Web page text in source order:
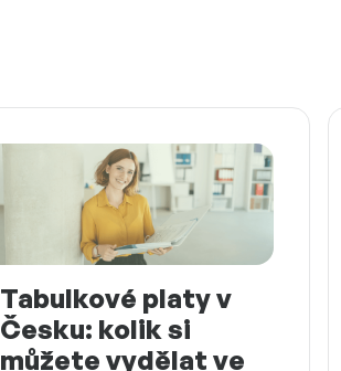
Tabulkové platy v
Česku: kolik si
můžete vydělat ve